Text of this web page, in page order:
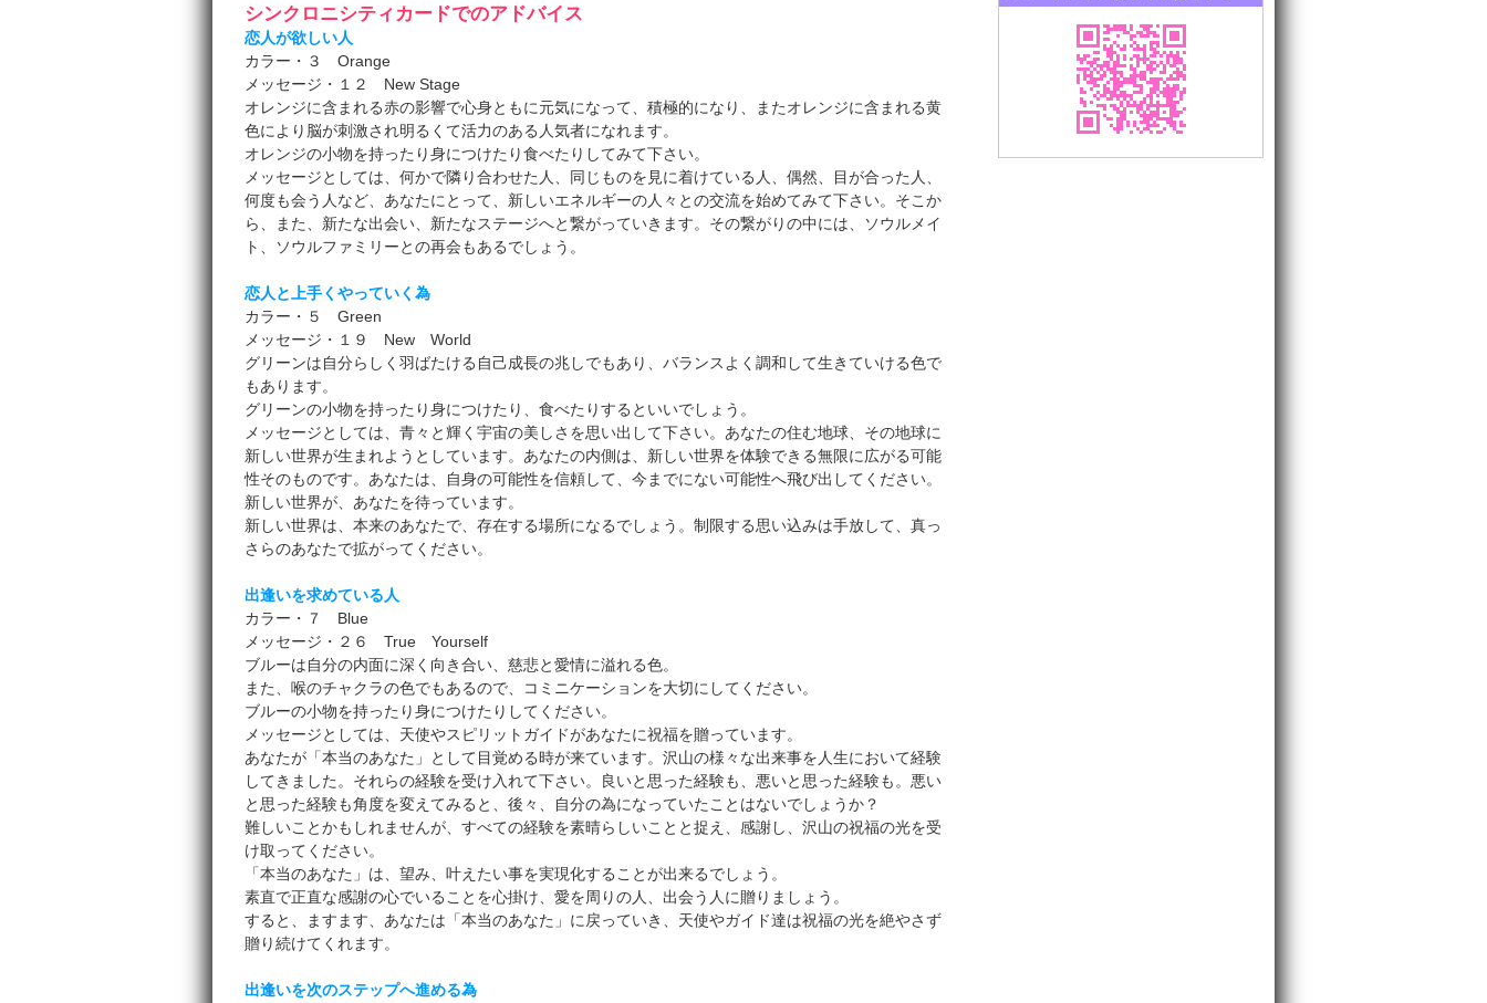
シンクロニシティカードでのアドバイス
恋人が欲しい人
カラー・３ Orange
メッセージ・１２ New Stage
オレンジに含まれる赤の影響で心身ともに元気になって、積極的になり、またオレンジに含まれる黄
色により脳が刺激され明るくて活力のある人気者になれます。
オレンジの小物を持ったり身につけたり食べたりしてみて下さい。
メッセージとしては、何かで隣り合わせた人、同じものを見に着けている人、偶然、目が合った人、
何度も会う人など、あなたにとって、新しいエネルギーの人々との交流を始めてみて下さい。そこか
ら、また、新たな出会い、新たなステージへと繋がっていきます。その繋がりの中には、ソウルメイ
ト、ソウルファミリーとの再会もあるでしょう。
恋人と上手くやっていく為
カラー・５ Green
メッセージ・１９ New World
グリーンは自分らしく羽ばたける自己成長の兆しでもあり、バランスよく調和して生きていける色で
もあります。
グリーンの小物を持ったり身につけたり、食べたりするといいでしょう。
メッセージとしては、青々と輝く宇宙の美しさを思い出して下さい。あなたの住む地球、その地球に
新しい世界が生まれようとしています。あなたの内側は、新しい世界を体験できる無限に広がる可能
性そのものです。あなたは、自身の可能性を信頼して、今までにない可能性へ飛び出してください。
新しい世界が、あなたを待っています。
新しい世界は、本来のあなたで、存在する場所になるでしょう。制限する思い込みは手放して、真っ
さらのあなたで拡がってください。
出逢いを求めている人
カラー・７ Blue
メッセージ・２６ True Yourself
ブルーは自分の内面に深く向き合い、慈悲と愛情に溢れる色。
また、喉のチャクラの色でもあるので、コミニケーションを大切にしてください。
ブルーの小物を持ったり身につけたりしてください。
メッセージとしては、天使やスピリットガイドがあなたに祝福を贈っています。
あなたが「本当のあなた」として目覚める時が来ています。沢山の様々な出来事を人生において経験
してきました。それらの経験を受け入れて下さい。良いと思った経験も、悪いと思った経験も。悪い
と思った経験も角度を変えてみると、後々、自分の為になっていたことはないでしょうか？
難しいことかもしれませんが、すべての経験を素晴らしいことと捉え、感謝し、沢山の祝福の光を受
け取ってください。
「本当のあなた」は、望み、叶えたい事を実現化することが出来るでしょう。
素直で正直な感謝の心でいることを心掛け、愛を周りの人、出会う人に贈りましょう。
すると、ますます、あなたは「本当のあなた」に戻っていき、天使やガイド達は祝福の光を絶やさず
贈り続けてくれます。
出逢いを次のステップへ進める為